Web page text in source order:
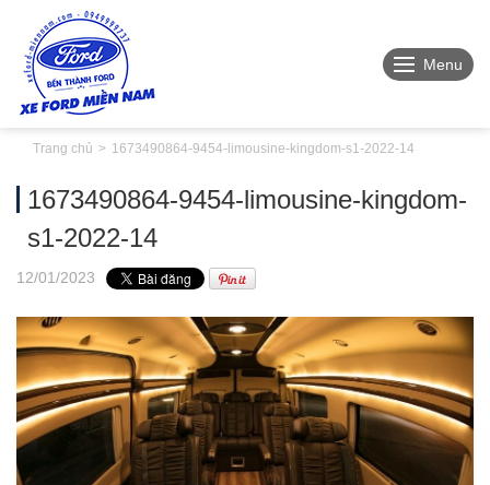
Menu
Trang chủ 1673490864-9454-limousine-kingdom-s1-2022-14
1673490864-9454-limousine-kingdom-
s1-2022-14
12/01/2023